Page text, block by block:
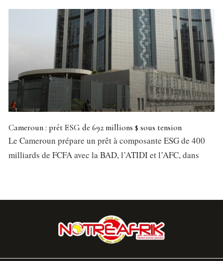
Cameroun : prêt ESG de 692 millions $ sous tension
Le Cameroun prépare un prêt à composante ESG de 400
milliards de FCFA avec la BAD, l’ATIDI et l’AFC, dans